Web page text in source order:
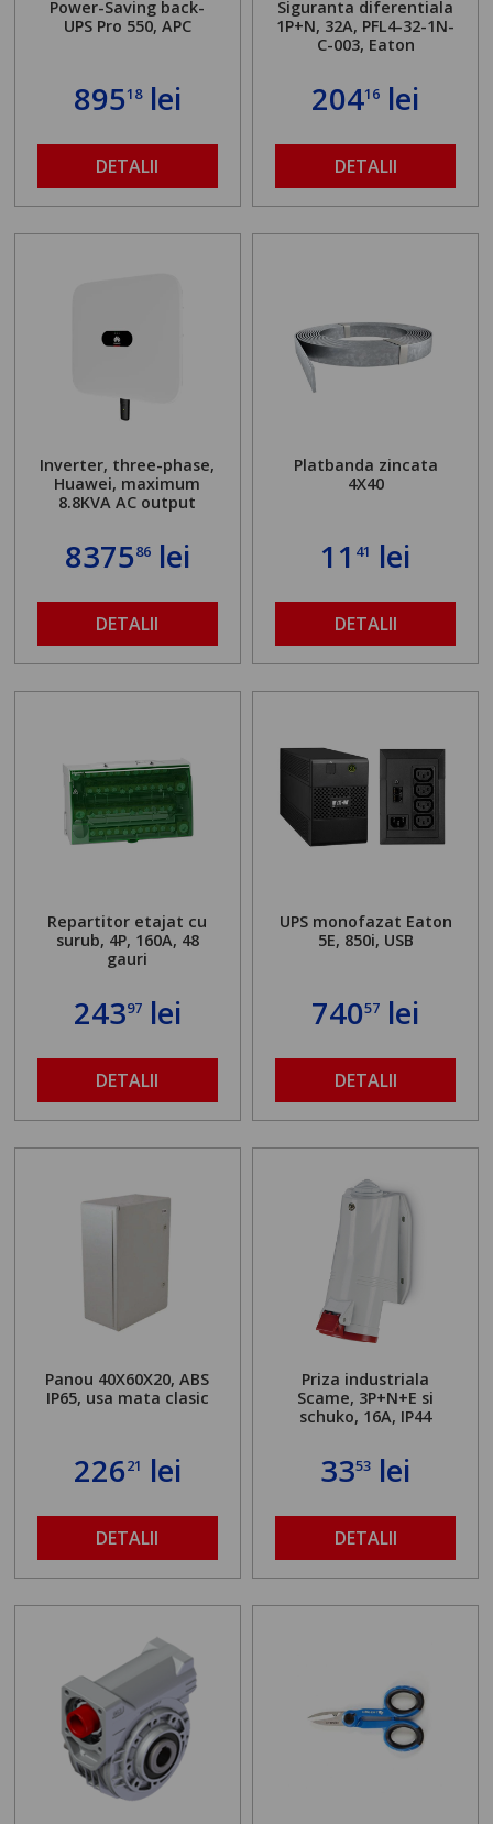
Power-Saving back-
UPS Pro 550, APC
89518lei
DETALII
Siguranta diferentiala
1P+N, 32A, PFL4-32-1N-
C-003, Eaton
20416 lei
DETALII
Inverter, three-phase,
Huawei, maximum
8.8KVA AC output
837586lei
DETALII
Platbanda zincata
4X40
11 41 lei
DETALII
Repartitor etajat cu
surub, 4P, 160A, 48
gauri
24397lei
DETALII
UPS monofazat Eaton
5E, 850i, USB
74057 lei
DETALII
Panou 40X60X20, ABS
IP65, usa mata clasic
22621 lei
DETALII
Priza industriala
Scame, 3P+N+E si
schuko, 16A, IP44
3353 lei
DETALII